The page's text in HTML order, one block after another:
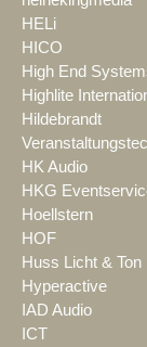
HELi
HICO
High End
Highlite
Hildebrandt
HK Audio
HKG
Hoellstern
HOF
Huss Licht & Ton
Hyperactive
IAD Audio
ICT